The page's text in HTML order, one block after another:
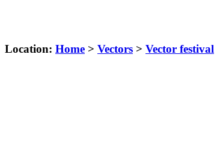
Location: Home > Vectors > Vector festival